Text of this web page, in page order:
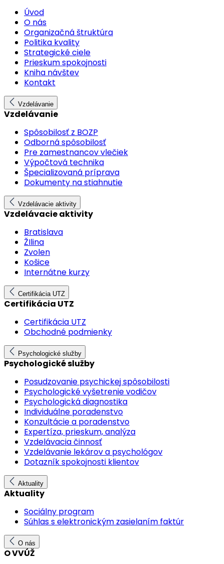
Úvod
O nás
Organizačná štruktúra
Politika kvality
Strategické ciele
Prieskum spokojnosti
Kniha návštev
Kontakt
Vzdelávanie
Vzdelávanie
Spôsobilosť z BOZP
Odborná spôsobilosť
Pre zamestnancov vlečiek
Výpočtová technika
Špecializovaná príprava
Dokumenty na stiahnutie
Vzdelávacie aktivity
Vzdelávacie aktivity
Bratislava
ŽIlina
Zvolen
Košice
Internátne kurzy
Certifikácia UTZ
Certifikácia UTZ
Certifikácia UTZ
Obchodné podmienky
Psychologické služby
Psychologické služby
Posudzovanie psychickej spôsobilosti
Psychologické vyšetrenie vodičov
Psychologická diagnostika
Individuálne poradenstvo
Konzultácie a poradenstvo
Expertíza, prieskum, analýza
Vzdelávacia činnosť
Vzdelávanie lekárov a psychológov
Dotazník spokojnosti klientov
Aktuality
Aktuality
Sociálny program
Súhlas s elektronickým zasielaním faktúr
O nás
O VVÚŽ